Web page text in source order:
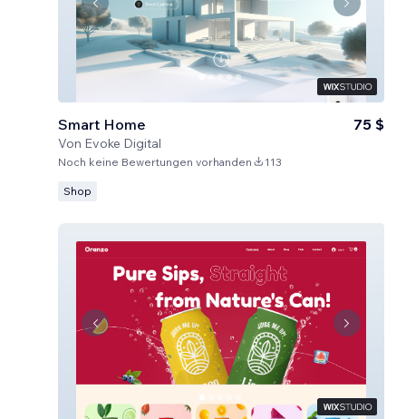
Smart Home
Von Evoke Digital
75 $
Noch keine Bewertungen vorhanden 113
Shop